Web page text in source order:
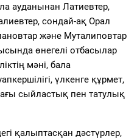
ауданынан Латиевтер,
сондай-ақ Орал
және Муталиповтар
өнегелі отбасылар
мәні, бала
үлкенге құрмет,
сыйластық пен татулық
қалыптасқан дәстүрлер,